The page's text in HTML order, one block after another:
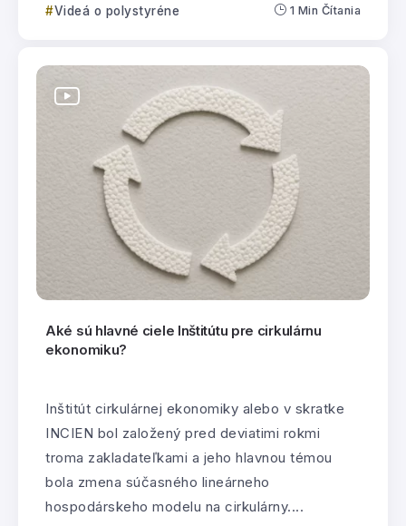
Videá o polystyréne 1 Min Čítania
Aké sú hlavné ciele Inštitútu pre cirkulárnu
ekonomiku?
Inštitút cirkulárnej ekonomiky alebo v skratke
INCIEN bol založený pred deviatimi rokmi
troma zakladateľkami a jeho hlavnou témou
bola zmena súčasného lineárneho
hospodárskeho modelu na cirkulárny....